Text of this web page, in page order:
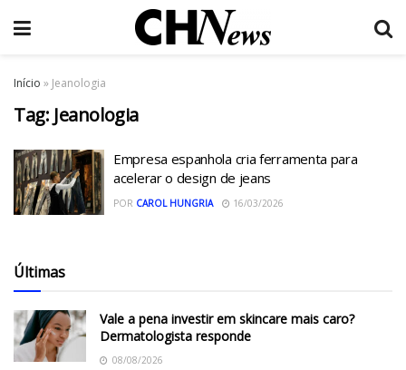
Início » Jeanologia
Tag: Jeanologia
Empresa espanhola cria ferramenta para
acelerar o design de jeans
POR CAROL HUNGRIA 16/03/2026
Últimas
Vale a pena investir em skincare mais caro?
Dermatologista responde
08/08/2026